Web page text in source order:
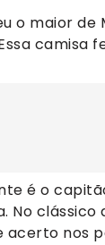
o maior de
camisa
é o
No
acerto nos